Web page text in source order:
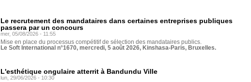
Le recrutement des mandataires dans certaines entreprises publiques
passera par un concours
mer, 05/08/2026 - 11:55
Mise en place du processus compétitif de sélection des mandataires publics.
Le Soft International n°1670, mercredi, 5 août 2026, Kinshasa-Paris, Bruxelles.
L'esthétique ongulaire atterrit à Bandundu Ville
lun, 29/06/2026 - 10:30